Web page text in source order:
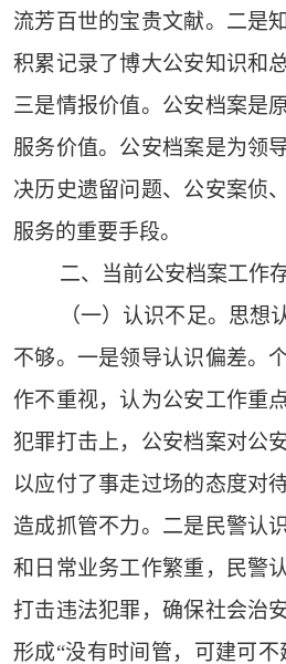
流芳百世的宝贵文献。二是
积累记录了博大公安知识和
三是情报价值。公安档案是
服务价值。公安档案是为领
决历史遗留问题、公安案侦
服务的重要手段。
二、当前公安档案工作
（一）认识不足。思想
不够。一是领导认识偏差。
作不重视，认为公安工作重
犯罪打击上，公安档案对公
以应付了事走过场的态度对
造成抓管不力。二是民警认
和日常业务工作繁重，民警
打击违法犯罪，确保社会治
形成“没有时间管，可建可